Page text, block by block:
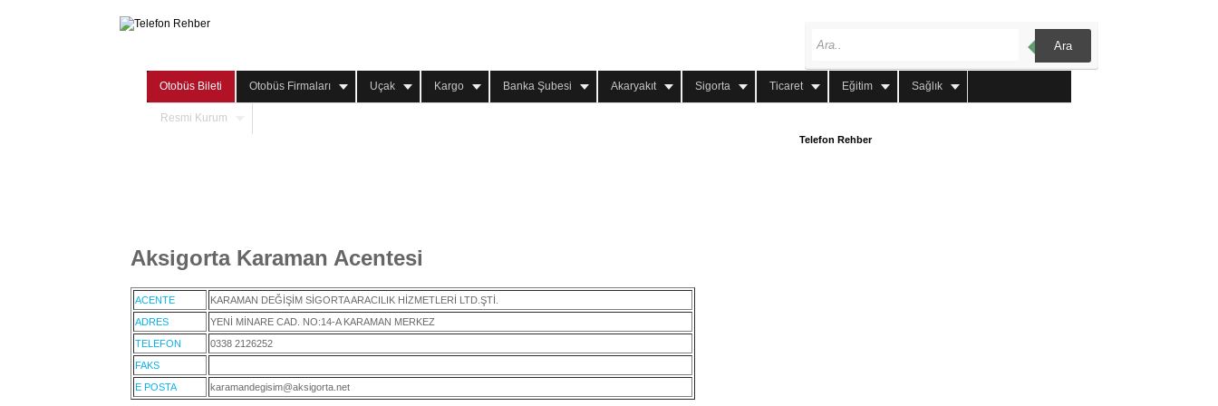
Ara
Otobüs Bileti Otobüs Firmaları Uçak Kargo Banka Şubesi Akaryakıt Sigorta Ticaret Eğitim Sağlık
Resmi Kurum
Aksigorta Karaman Acentesi
ACENTE
KARAMAN DEĞİŞİM SİGORTA ARACILIK HİZMETLERİ LTD.ŞTİ.
ADRES
YENİ MİNARE CAD. NO:14-A KARAMAN MERKEZ
TELEFON
0338 2126252
FAKS
E POSTA
karamandegisim@aksigorta.net
Telefon Rehber